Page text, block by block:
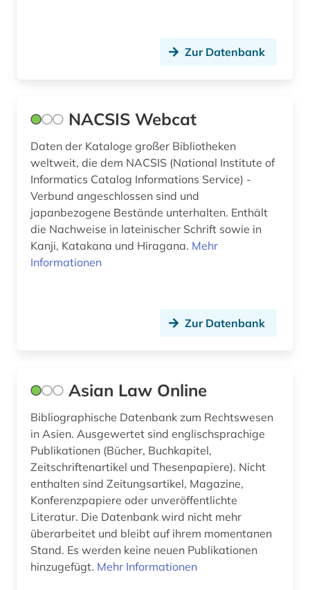
iranische sprachen (2)
iranistik (6)
islam (6)
islamische architektur (2)
islamische kunst (2)
japan (7)
japanstudien (2)
java (1)
jesuiten (1)
jordanien (1)
judaistik (2)
Zur Datenbank
NACSIS Webcat
Daten der Kataloge großer Bibliotheken
weltweit, die dem NACSIS (National Institute of
Informatics Catalog Informations Service) -
Verbund angeschlossen sind und
japanbezogene Bestände unterhalten. Enthält
die Nachweise in lateinischer Schrift sowie in
Kanji, Katakana und Hiragana. Mehr
Informationen
Zur Datenbank
Asian Law Online
Bibliographische Datenbank zum Rechtswesen
in Asien. Ausgewertet sind englischsprachige
Publikationen (Bücher, Buchkapitel,
Zeitschriftenartikel und Thesenpapiere). Nicht
enthalten sind Zeitungsartikel, Magazine,
Konferenzpapiere oder unveröffentlichte
Literatur. Die Datenbank wird nicht mehr
überarbeitet und bleibt auf ihrem momentanen
Stand. Es werden keine neuen Publikationen
hinzugefügt. Mehr Informationen